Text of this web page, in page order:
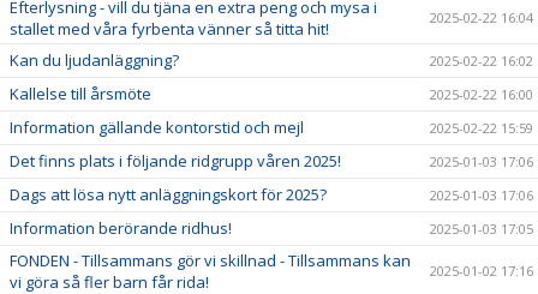
Efterlysning - vill du tjäna en extra peng och mysa i
stallet med våra fyrbenta vänner så titta hit!
2025-02-22 16:04
Kan du ljudanläggning? 2025-02-22 16:02
Kallelse till årsmöte 2025-02-22 16:00
Information gällande kontorstid och mejl 2025-02-22 15:59
Det finns plats i följande ridgrupp våren 2025! 2025-01-03 17:06
Dags att lösa nytt anläggningskort för 2025? 2025-01-03 17:06
Information berörande ridhus! 2025-01-03 17:05
FONDEN - Tillsammans gör vi skillnad - Tillsammans kan
vi göra så fler barn får rida!
2025-01-02 17:16